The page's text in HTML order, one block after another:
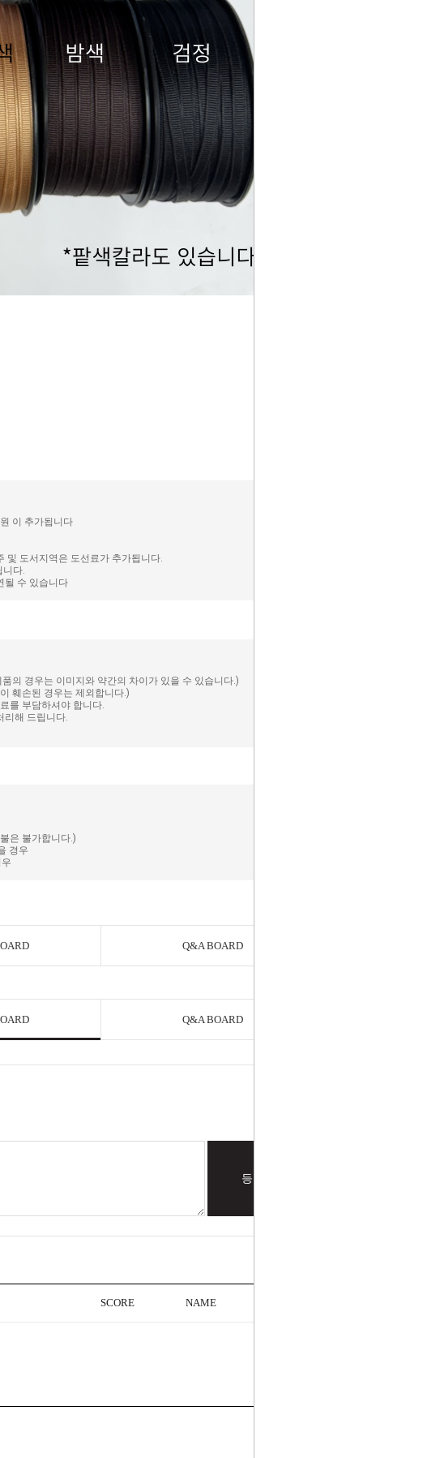
이 추가됩니다
및 도서지역은 도선료가 추가됩니다.
니다.
될 수 있습니다
의 경우는 이미지와 약간의 차이가 있을 수 있습니다.)
훼손된 경우는 제외합니다.)
를 부담하셔야 합니다.
리해 드립니다.
은 불가합니다.)
경우
Q&A BOARD
Q&A BOARD
등록
SCORE NAME